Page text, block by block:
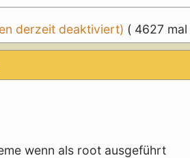
derzeit deaktiviert) ( 4627
wenn als root ausgeführt